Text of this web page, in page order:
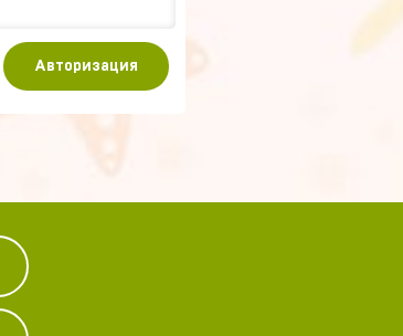
Авторизация